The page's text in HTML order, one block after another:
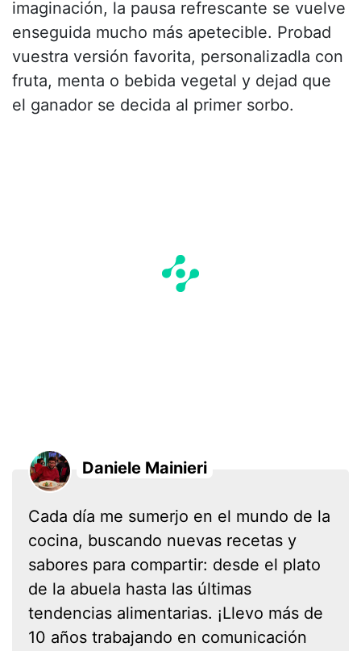
imaginación, la pausa refrescante se vuelve
enseguida mucho más apetecible. Probad
vuestra versión favorita, personalizadla con
fruta, menta o bebida vegetal y dejad que
el ganador se decida al primer sorbo.
Daniele Mainieri
Cada día me sumerjo en el mundo de la
cocina, buscando nuevas recetas y
sabores para compartir: desde el plato
de la abuela hasta las últimas
tendencias alimentarias. ¡Llevo más de
10 años trabajando en comunicación